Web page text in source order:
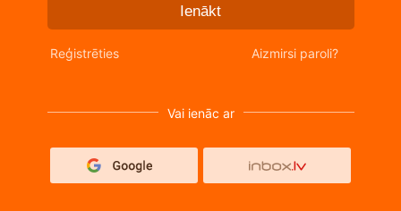
Ienākt
Reģistrēties Aizmirsi paroli?
Vai ienāc ar